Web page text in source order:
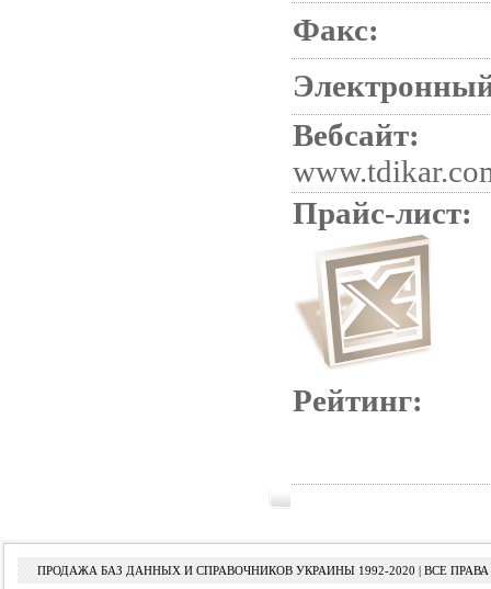
Факс:
Вебсайт:
Прайс-лист:
Рейтинг:
ПРОДАЖА БАЗ ДАННЫХ И СПРАВОЧНИКОВ УКРАИНЫ 1992-2020 | ВСЕ